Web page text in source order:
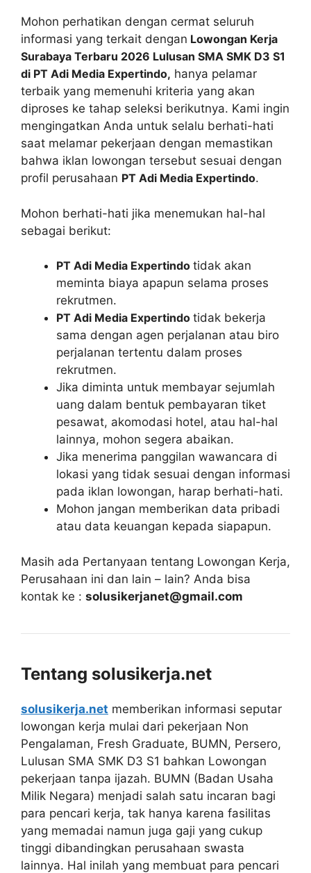
Mohon perhatikan dengan cermat seluruh
informasi yang terkait dengan Lowongan Kerja
Surabaya Terbaru 2026 Lulusan SMA SMK D3 S1
di PT Adi Media Expertindo, hanya pelamar
terbaik yang memenuhi kriteria yang akan
diproses ke tahap seleksi berikutnya. Kami ingin
mengingatkan Anda untuk selalu berhati-hati
saat melamar pekerjaan dengan memastikan
bahwa iklan lowongan tersebut sesuai dengan
profil perusahaan PT Adi Media Expertindo.
Mohon berhati-hati jika menemukan hal-hal
sebagai berikut:
PT Adi Media Expertindo tidak akan
meminta biaya apapun selama proses
rekrutmen.
PT Adi Media Expertindo tidak bekerja
sama dengan agen perjalanan atau biro
perjalanan tertentu dalam proses
rekrutmen.
Jika diminta untuk membayar sejumlah
uang dalam bentuk pembayaran tiket
pesawat, akomodasi hotel, atau hal-hal
lainnya, mohon segera abaikan.
Jika menerima panggilan wawancara di
lokasi yang tidak sesuai dengan informasi
pada iklan lowongan, harap berhati-hati.
Mohon jangan memberikan data pribadi
atau data keuangan kepada siapapun.
Masih ada Pertanyaan tentang Lowongan Kerja,
Perusahaan ini dan lain – lain? Anda bisa
kontak ke : solusikerjanet@gmail.com
Tentang solusikerja.net
solusikerja.net memberikan informasi seputar
lowongan kerja mulai dari pekerjaan Non
Pengalaman, Fresh Graduate, BUMN, Persero,
Lulusan SMA SMK D3 S1 bahkan Lowongan
pekerjaan tanpa ijazah. BUMN (Badan Usaha
Milik Negara) menjadi salah satu incaran bagi
para pencari kerja, tak hanya karena fasilitas
yang memadai namun juga gaji yang cukup
tinggi dibandingkan perusahaan swasta
lainnya. Hal inilah yang membuat para pencari